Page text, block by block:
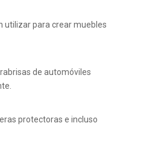
utilizar para crear muebles
de automóviles
protectoras e incluso